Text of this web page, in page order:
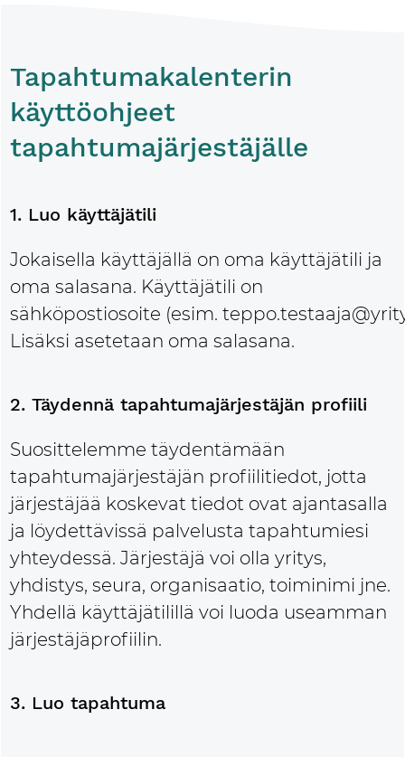
Tapahtumakalenterin
käyttöohjeet
tapahtumajärjestäjälle
1. Luo käyttäjätili
Jokaisella käyttäjällä on oma käyttäjätili ja
oma salasana. Käyttäjätili on
sähköpostiosoite (esim.
Lisäksi asetetaan oma salasana.
2. Täydennä tapahtumajärjestäjän profiili
Suosittelemme täydentämään
tapahtumajärjestäjän profiilitiedot, jotta
järjestäjää koskevat tiedot ovat ajantasalla
ja löydettävissä palvelusta tapahtumiesi
yhteydessä. Järjestäjä voi olla yritys,
yhdistys, seura, organisaatio, toiminimi jne.
Yhdellä käyttäjätilillä voi luoda useamman
järjestäjäprofiilin.
3. Luo tapahtuma